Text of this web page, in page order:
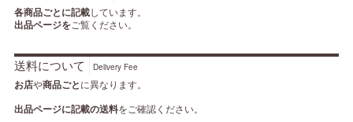
各商品ごとに記載しています。
出品ページをご覧ください。
送料について Delivery Fee
お店や商品ごとに異なります。
出品ページに記載の送料をご確認ください。